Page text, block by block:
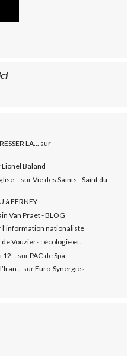
LA... sur
Lionel Baland
surVie des Saints - Saint du
à FERNEY
Van Praet - BLOG
l'information nationaliste
de Vouziers : écologie et...
surPAC de Spa
surEuro-Synergies